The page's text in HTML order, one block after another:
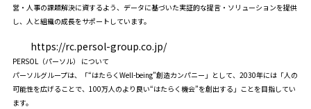
営・人事の課題解決に資するよう、データに基づいた実証的な提言・ソリューションを提供
し、人と組織の成長をサポートしています。
https://rc.persol-group.co.jp/
PERSOL（パーソル） について
パーソルグループは、「“はたらくWell-being”創造カンパニー」として、2030年には「人の
可能性を広げることで、100万人のより良い“はたらく機会”を創出する」ことを目指してい
ます。